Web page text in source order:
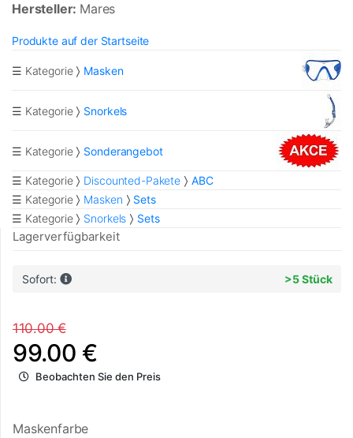
Hersteller: Mares
Produkte auf der Startseite
☰ Kategorie Masken
☰ Kategorie Snorkels
☰ Kategorie Sonderangebot
☰ Kategorie Discounted-Pakete
ABC
☰ Kategorie
Masken
Sets
☰ Kategorie
Snorkels Sets
Lagerverfügbarkeit
Sofort: >5 Stück
110.00 €
99.00 €
Beobachten Sie den Preis
Maskenfarbe